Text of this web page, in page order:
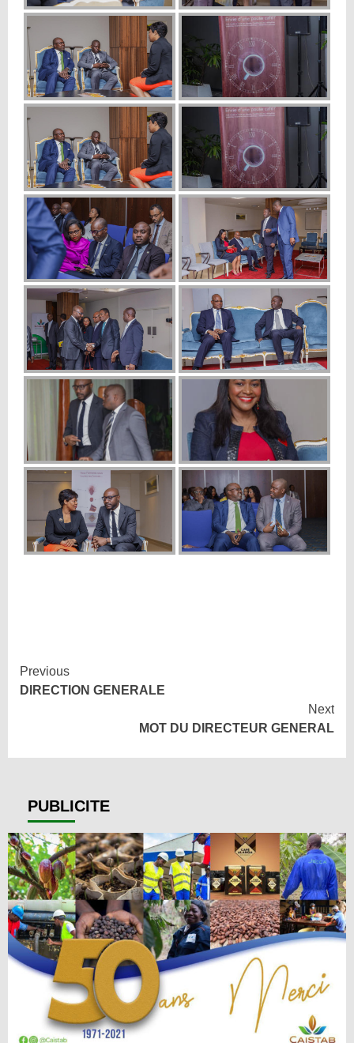
Continue
Reading
Previous
DIRECTION GENERALE
Next
MOT DU DIRECTEUR GENERAL
PUBLICITE